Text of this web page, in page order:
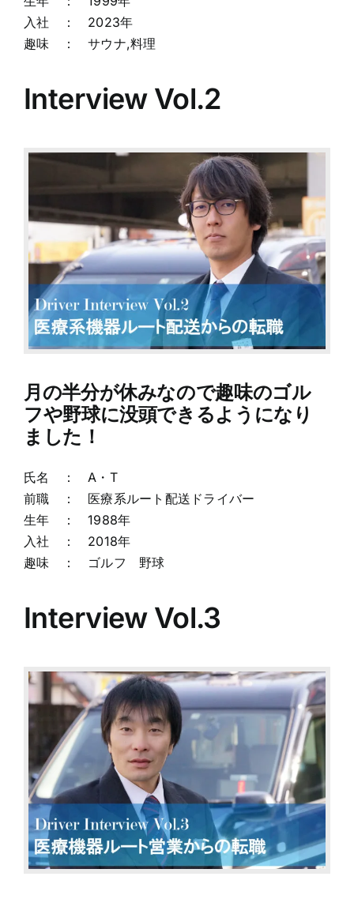
入社 ： 2023年
趣味 ： サウナ,料理
Interview Vol.2
月の半分が休みなので趣味のゴル
フや野球に没頭できるようになり
ました！
氏名 ： A・T
前職 ： 医療系ルート配送ドライバー
生年 ： 1988年
入社 ： 2018年
趣味 ： ゴルフ 野球
Interview Vol.3